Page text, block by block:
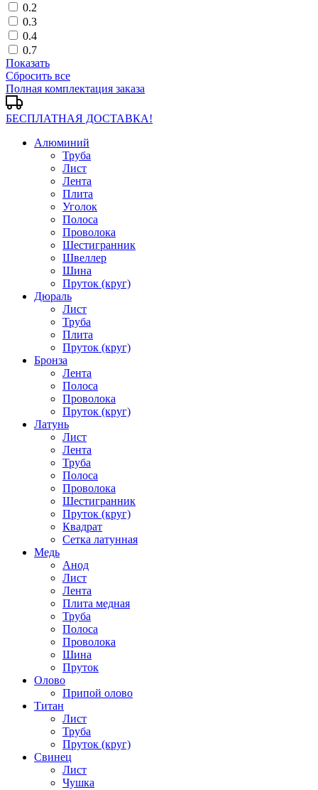
0.2
0.3
0.4
0.7
Показать
Сбросить все
Полная комплектация заказа
БЕСПЛАТНАЯ ДОСТАВКА!
Алюминий
Труба
Лист
Лента
Плита
Уголок
Полоса
Проволока
Шестигранник
Швеллер
Шина
Пруток (круг)
Дюраль
Лист
Труба
Плита
Пруток (круг)
Бронза
Лента
Полоса
Проволока
Пруток (круг)
Латунь
Лист
Лента
Труба
Полоса
Проволока
Шестигранник
Пруток (круг)
Квадрат
Сетка латунная
Медь
Анод
Лист
Лента
Плита медная
Труба
Полоса
Проволока
Шина
Пруток
Олово
Припой олово
Титан
Лист
Труба
Пруток (круг)
Свинец
Лист
Чушка